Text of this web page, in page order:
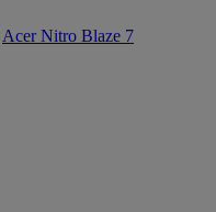
Acer Nitro Blaze 7